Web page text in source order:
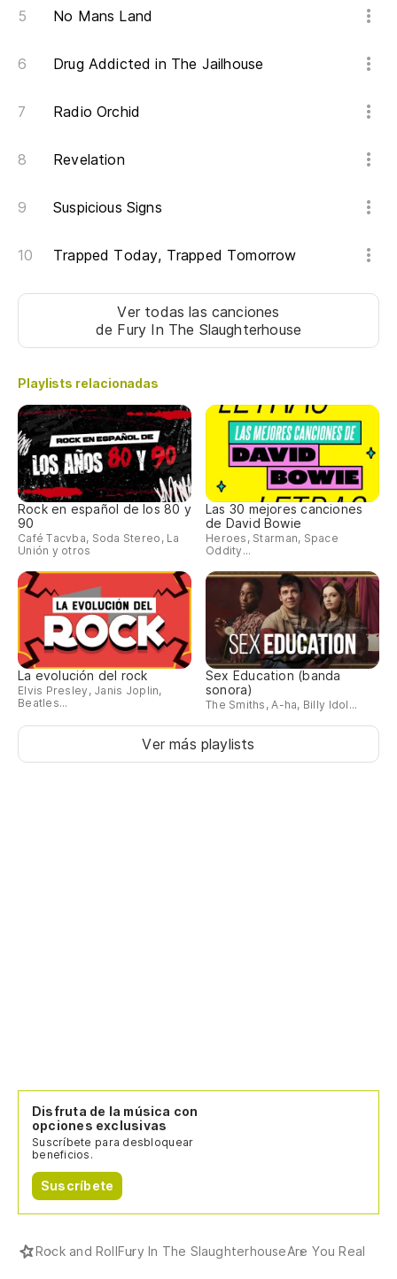
No Mans Land
Drug Addicted in The Jailhouse
Radio Orchid
Revelation
Suspicious Signs
Trapped Today, Trapped Tomorrow
Ver todas las canciones
de Fury In The Slaughterhouse
Playlists relacionadas
Rock en español de los 80 y
90
Café Tacvba, Soda Stereo, La
Unión y otros
Las 30 mejores canciones
de David Bowie
Heroes, Starman, Space
Oddity...
La evolución del rock
Elvis Presley, Janis Joplin,
Beatles...
Sex Education (banda
sonora)
The Smiths, A-ha, Billy Idol...
Ver más playlists
Disfruta de la música con
opciones exclusivas
Suscríbete para desbloquear
beneficios.
Suscríbete
Rock and RollFury In The SlaughterhouseAre You Real